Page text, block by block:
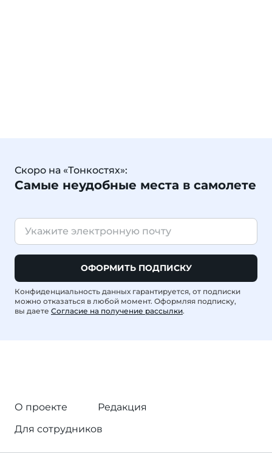
Скоро на «Тонкостях»:
Самые неудобные места в самолете
ОФОРМИТЬ ПОДПИСКУ
Конфиденциальность данных гарантируется, от подписки
можно отказаться в любой момент. Оформляя подписку,
вы даете Согласие на получение рассылки.
О проекте
Редакция
Для сотрудников